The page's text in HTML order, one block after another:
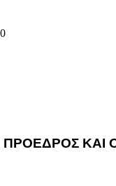
ΠΡΟΕΔΡΟΣ ΚΑΙ